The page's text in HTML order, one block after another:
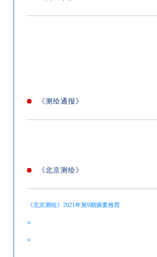
《测绘通报》
《北京测绘》
《北京测绘》2021年第9期摘要推荐
○
○